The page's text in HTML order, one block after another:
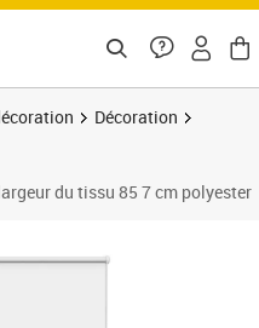
Décoration
du tissu 85 7 cm polyester